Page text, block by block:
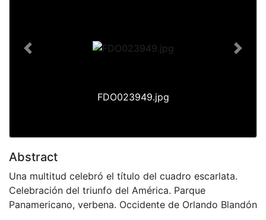
FDO023949.jpg
Previous Next
Abstract
Una multitud celebró el título del cuadro escarlata.
Celebración del triunfo del América. Parque
Panamericano, verbena. Occidente de Orlando Blandón